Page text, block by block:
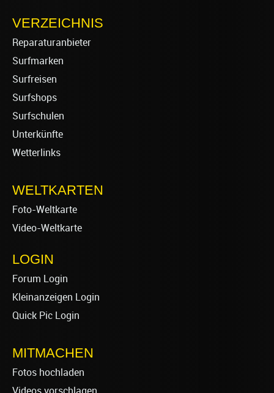
VERZEICHNIS
Reparaturanbieter
Surfmarken
Surfreisen
Surfshops
Surfschulen
Unterkünfte
Wetterlinks
WELTKARTEN
Foto-Weltkarte
Video-Weltkarte
LOGIN
Forum Login
Kleinanzeigen Login
Quick Pic Login
MITMACHEN
Fotos hochladen
Videos vorschlagen